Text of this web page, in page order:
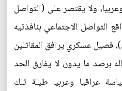
ولا يقتصر على (التواصل
التواصل الاجتماعي بنافذتيه
فصيل عسكري يرافق المقاتلين
برصد ما يدور، لا يفارق الحد
عراقيا وعربيا طيلة تلك